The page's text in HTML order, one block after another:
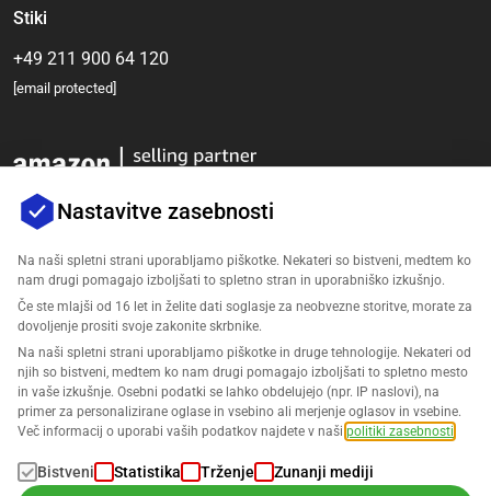
Stiki
+49 211 900 64 120
[email protected]
Podjetje
Podpora
Rešitve za Amazon
Nastavitve zasebnosti
Na naši spletni strani uporabljamo piškotke. Nekateri so bistveni, medtem ko
nam drugi pomagajo izboljšati to spletno stran in uporabniško izkušnjo.
Če ste mlajši od 16 let in želite dati soglasje za neobvezne storitve, morate za
dovoljenje prositi svoje zakonite skrbnike.
Na naši spletni strani uporabljamo piškotke in druge tehnologije. Nekateri od
njih so bistveni, medtem ko nam drugi pomagajo izboljšati to spletno mesto
in vaše izkušnje. Osebni podatki se lahko obdelujejo (npr. IP naslovi), na
primer za personalizirane oglase in vsebino ali merjenje oglasov in vsebine.
Več informacij o uporabi vaših podatkov najdete v naši politiki zasebnosti
Bistveni Statistika Trženje Zunanji mediji